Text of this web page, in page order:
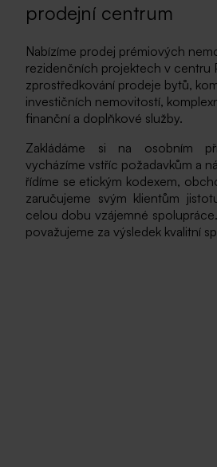
prodejní centrum
Nabízíme prodej prémiových
rezidenčních projektech v centru
zprostředkování prodeje bytů,
investičních nemovitostí,
finanční a doplňkové služby.
Zakládáme si na osobním
vycházíme vstříc požadavkům a
řídíme se etickým kodexem,
zaručujeme svým klientům
celou dobu vzájemné
považujeme za výsledek kvalitní